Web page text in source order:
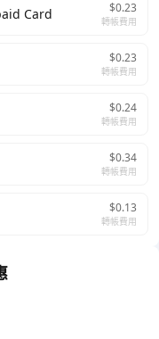
Card $0.23
轉帳費用
$0.23
轉帳費用
$0.24
轉帳費用
$0.34
轉帳費用
$0.13
轉帳費用